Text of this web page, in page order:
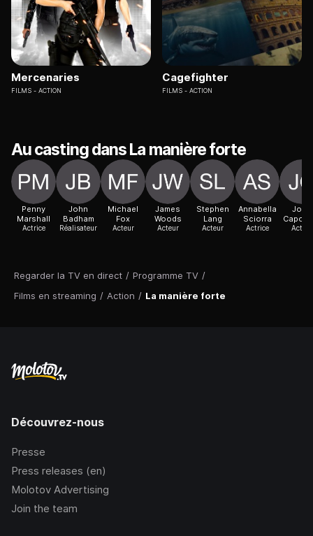
Regarder la TV en direct / Programme TV /
Films en streaming / Action / La manière forte
Mercenaries
FILMS ACTION
Cagefighter
FILMS ACTION
Au casting dans La manière forte
Penny
Marshall
Actrice
John
Badham
Réalisateur
Michael
Fox
Acteur
James
Woods
Acteur
Stephen
Lang
Acteur
Annabella
Sciorra
Actrice
John
Acteur
Découvrez-nous
Presse
Press releases (en)
Molotov Advertising
Join the team